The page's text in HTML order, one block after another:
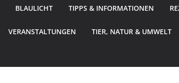
BLAULICHT TIPPS & INFORMATIONEN
VERANSTALTUNGEN TIER, NATUR & UMWELT